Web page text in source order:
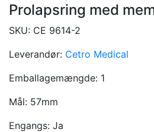
Prolapsring med
SKU: CE 9614-2
Leverandør: Cetro Medical
Emballagemængde: 1
Mål: 57mm
Engangs: Ja